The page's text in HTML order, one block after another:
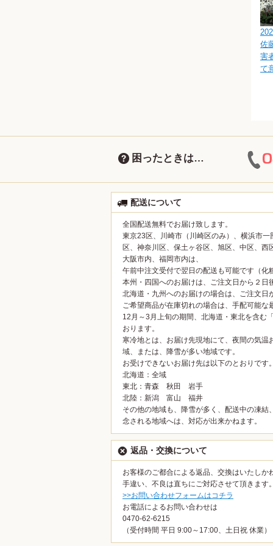
佐
害
て
困ったときは…
配送について
全国配送無料でお届け致します。
東京23区、川崎市（川崎区のみ）、横浜市
区、神奈川区、保土ヶ谷区、旭区、中区、西
大阪市内、福岡市内は、
午前中注文受付で翌日の配送も可能です（化
本州・四国へのお届けは、ご注文日から２日
北海道・九州へのお届けの場合は、ご注文日
ご希望商品が在庫切れの場合は、手配可能な
12月～3月上旬の期間、北海道・東北を含む
おります。
寒冷地とは、お届け先現地にて、夜間の気温
域、または、降雪が多い地域です。
お受けできないお届け先は以下のとおりです
北海道：全域
東北：青森 秋田 岩手
北陸：新潟 富山 福井
その他の地域も、降雪が多く、配送中の凍
念される地域へは、対応が出来かねます。
返品・交換について
お客様のご都合による返品、交換はいたしか
手違い、不良は直ちにご対応させて頂きます
>>お問い合わせフォームはコチラ
お電話によるお問い合わせは
0470-62-6215
（受付時間 平日 9:00～17:00、土日祝 休業）